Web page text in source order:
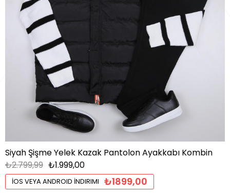
Siyah Şişme Yelek Kazak Pantolon Ayakkabı Kombin
₺2.799,99 ₺1.999,00
İOS VEYA ANDROID İNDIRIMI ₺1899,00